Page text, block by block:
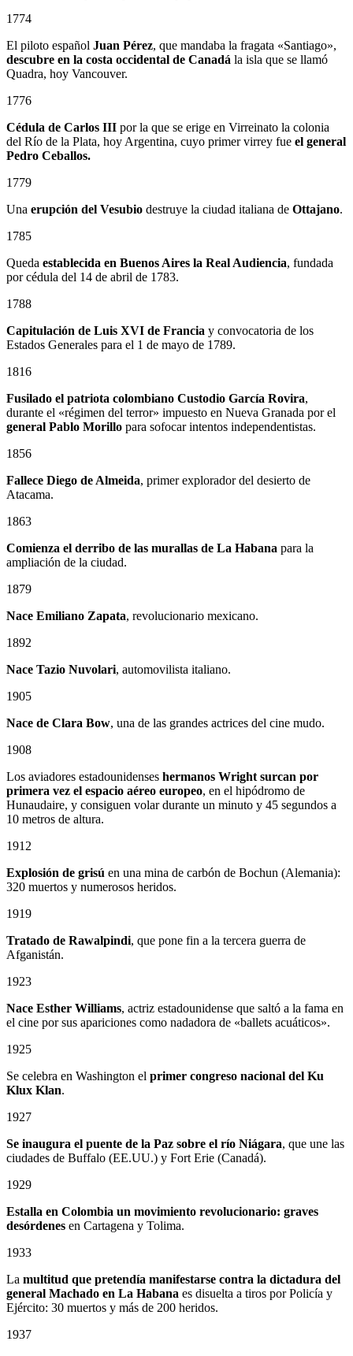
1774
El piloto español Juan Pérez, que mandaba la fragata «Santiago»,
descubre en la costa occidental de Canadá la isla que se llamó
Quadra, hoy Vancouver.
1776
Cédula de Carlos III por la que se erige en Virreinato la colonia
del Río de la Plata, hoy Argentina, cuyo primer virrey fue el general
Pedro Ceballos.
1779
Una erupción del Vesubio destruye la ciudad italiana de Ottajano.
1785
Queda establecida en Buenos Aires la Real Audiencia, fundada
por cédula del 14 de abril de 1783.
1788
Capitulación de Luis XVI de Francia y convocatoria de los
Estados Generales para el 1 de mayo de 1789.
1816
Fusilado el patriota colombiano Custodio García Rovira,
durante el «régimen del terror» impuesto en Nueva Granada por el
general Pablo Morillo para sofocar intentos independentistas.
1856
Fallece Diego de Almeida, primer explorador del desierto de
Atacama.
1863
Comienza el derribo de las murallas de La Habana para la
ampliación de la ciudad.
1879
Nace Emiliano Zapata, revolucionario mexicano.
1892
Nace Tazio Nuvolari, automovilista italiano.
1905
Nace de Clara Bow, una de las grandes actrices del cine mudo.
1908
Los aviadores estadounidenses hermanos Wright surcan por
primera vez el espacio aéreo europeo, en el hipódromo de
Hunaudaire, y consiguen volar durante un minuto y 45 segundos a
10 metros de altura.
1912
Explosión de grisú en una mina de carbón de Bochun (Alemania):
320 muertos y numerosos heridos.
1919
Tratado de Rawalpindi, que pone fin a la tercera guerra de
Afganistán.
1923
Nace Esther Williams, actriz estadounidense que saltó a la fama en
el cine por sus apariciones como nadadora de «ballets acuáticos».
1925
Se celebra en Washington el primer congreso nacional del Ku
Klux Klan.
1927
Se inaugura el puente de la Paz sobre el río Niágara, que une las
ciudades de Buffalo (EE.UU.) y Fort Erie (Canadá).
1929
Estalla en Colombia un movimiento revolucionario: graves
desórdenes en Cartagena y Tolima.
1933
La multitud que pretendía manifestarse contra la dictadura del
general Machado en La Habana es disuelta a tiros por Policía y
Ejército: 30 muertos y más de 200 heridos.
1937